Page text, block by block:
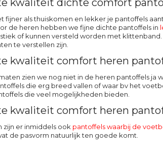
kwaliteit dichte comfort
fijner als thuiskomen en lekker je pantoffels
de heren hebben we fijne dichte pantoffels in
of kunnen versteld worden met
te verstellen zijn.
kwaliteit comfort heren
zien we nog niet in de heren pantoffels ja
die erg breed vallen of waar bv het
die veel mogelijkheden bieden.
kwaliteit comfort heren
zijn er inmiddels ook pantoffels waarbij de
de pasvorm natuurlijk ten goede komt.